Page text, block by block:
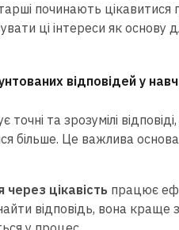
починають
ці інтереси як основу
відповідей у
та зрозумілі
більше. Це важлива
через цікавість працює
відповідь, вона краще